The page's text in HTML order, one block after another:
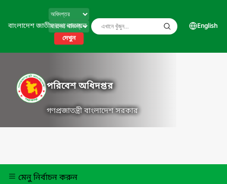
বাংলাদেশ জাতীয় তথ্য বাতায়ন
দেখুন
English
পরিবেশ অধিদপ্তর
গণপ্রজাতন্ত্রী বাংলাদেশ সরকার
মেনু নির্বাচন করুন